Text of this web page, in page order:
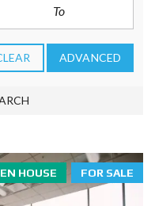
ADVANCED
FOR SALE
HOUSE